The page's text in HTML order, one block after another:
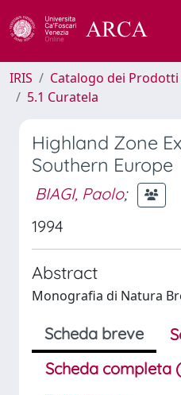
IRIS Catalogo dei Prodotti
5.1 Curatela
Highland Zone
Southern Europe
BIAGI, Paolo;
1994
Abstract
Monografia di Natura
Scheda breve
Scheda completa